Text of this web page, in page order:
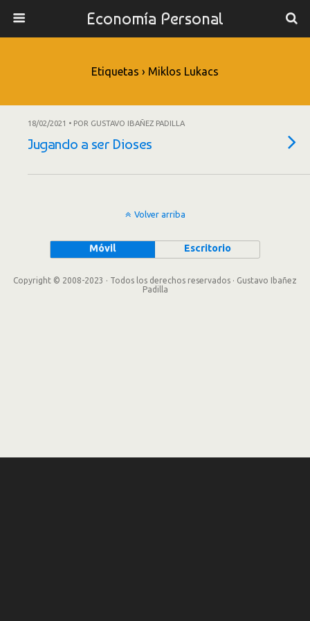
Economía Personal
Etiquetas › Miklos Lukacs
18/02/2021 • POR GUSTAVO IBAÑEZ PADILLA
Jugando a ser Dioses
Volver arriba
Móvil Escritorio
Copyright © 2008-2023 · Todos los derechos reservados · Gustavo Ibañez
Padilla